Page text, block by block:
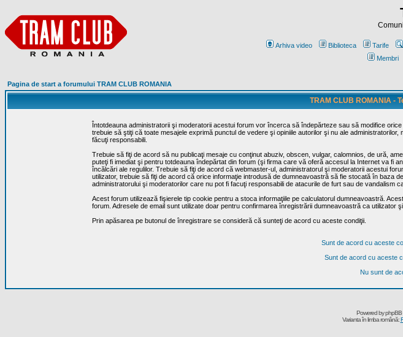
Arhiva video Biblioteca Tarife
Membri
Pagina de start a forumului TRAM CLUB ROMANIA
TRAM CLUB ROMANIA -
Întotdeauna administratorii şi moderatorii acestui forum vor încerca să îndepărteze sau să modifice
trebuie să ştiţi că toate mesajele exprimă punctul de vedere şi opiniile autorilor şi nu ale
făcuţi responsabili.
Trebuie să fiţi de acord să nu publicaţi mesaje cu conţinut abuziv, obscen, vulgar, calomnios, de ură,
puteţi fi imediat şi pentru totdeauna îndepărtat din forum (şi firma care vă oferă accesul la Internet va fi
încălcări ale regulilor. Trebuie să fiţi de acord că webmaster-ul, administratorul şi moderatorii acestui
utilizator, trebuie să fiţi de acord că orice informaţie introdusă de dumneavoastră să fie stocată în baza
administratorului şi moderatorilor care nu pot fi facuţi responsabili de atacurile de furt sau de vandalism
Acest forum utilizează fişierele tip cookie pentru a stoca informaţiile pe calculatorul dumneavoastră.
forum. Adresele de email sunt utilizate doar pentru confirmarea înregistrării dumneavoastră ca utilizator
Prin apăsarea pe butonul de înregistrare se consideră că sunteţi de acord cu aceste condiţii.
Sunt de acord cu aceste
Sunt de acord cu aceste
Nu sunt de
Powered byphpBB
Varianta în limba română: